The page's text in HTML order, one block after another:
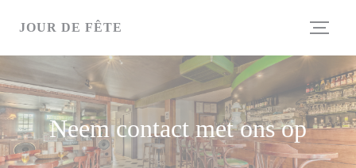
JOUR DE FÊTE
Neem contact met ons op